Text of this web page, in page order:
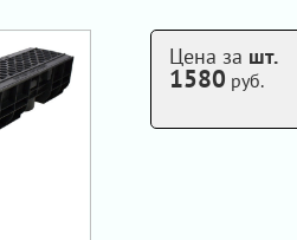
Цена за шт.
1580 руб.